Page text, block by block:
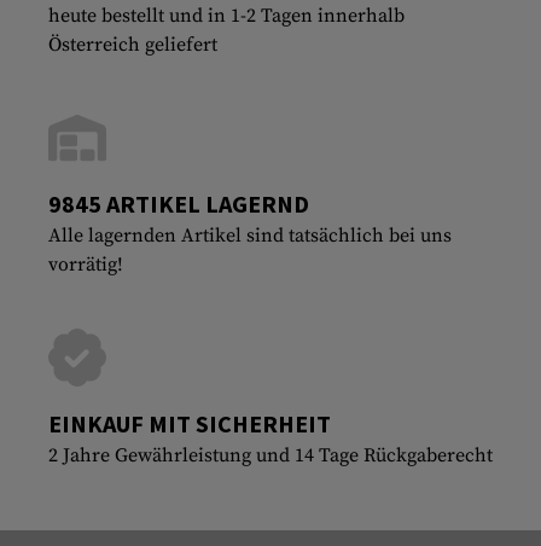
heute bestellt und in 1-2 Tagen innerhalb
Österreich geliefert
9845 ARTIKEL LAGERND
Alle lagernden Artikel sind tatsächlich bei uns
vorrätig!
EINKAUF MIT SICHERHEIT
2 Jahre Gewährleistung und 14 Tage Rückgaberecht